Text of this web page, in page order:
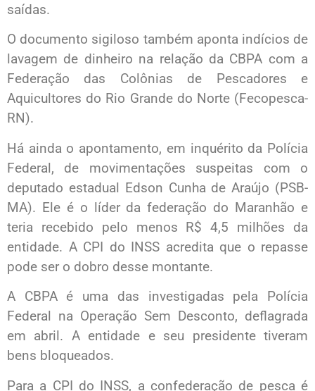
saídas.
O documento sigiloso também aponta indícios de
lavagem de dinheiro na relação da CBPA com a
Federação das Colônias de Pescadores e
Aquicultores do Rio Grande do Norte (Fecopesca-
RN).
Há ainda o apontamento, em inquérito da Polícia
Federal, de movimentações suspeitas com o
deputado estadual Edson Cunha de Araújo (PSB-
MA). Ele é o líder da federação do Maranhão e
teria recebido pelo menos R$ 4,5 milhões da
entidade. A CPI do INSS acredita que o repasse
pode ser o dobro desse montante.
A CBPA é uma das investigadas pela Polícia
Federal na Operação Sem Desconto, deflagrada
em abril. A entidade e seu presidente tiveram
bens bloqueados.
Para a CPI do INSS, a confederação de pesca é